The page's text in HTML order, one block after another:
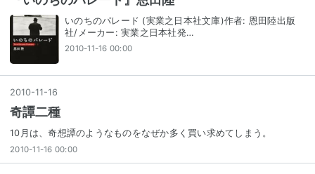
いのちのパレード (実業之日本社文庫)作者: 恩田陸出版
社/メーカー: 実業之日本社発…
2010-11-16 00:00
2010-11-16
奇譚二種
10月は、奇想譚のようなものをなぜか多く買い求めてしまう。
2010-11-16 00:00